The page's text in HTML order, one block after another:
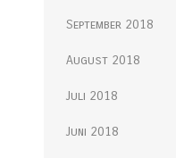
September 2018
August 2018
Juli 2018
Juni 2018